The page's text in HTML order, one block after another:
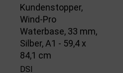
Kundenstopper,
Wind-Pro
Waterbase, 33 mm,
Silber, A1 - 59,4 x
84,1 cm
DSI